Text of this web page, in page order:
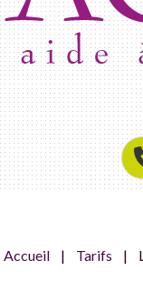
Accueil Tarifs